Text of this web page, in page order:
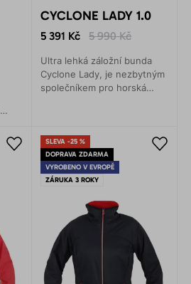
CYCLONE LADY 1.0
5 391 Kč 5 990 Kč
Ultra lehká záložní bunda
Cyclone Lady, je nezbytným
společníkem pro horská
SLEVA -25 %
DOPRAVA ZDARMA
VYROBENO V EVROPĚ
ZÁRUKA 3 ROKY